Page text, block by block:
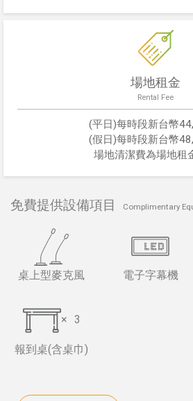
場地租金
Rental Fee
(平日)每時段新台幣
(假日)每時段新台幣
場地清潔費為場地租
免費提供設備項目 Complimentary
桌上型麥克風 電子字幕機
× 3
報到桌(含桌巾)